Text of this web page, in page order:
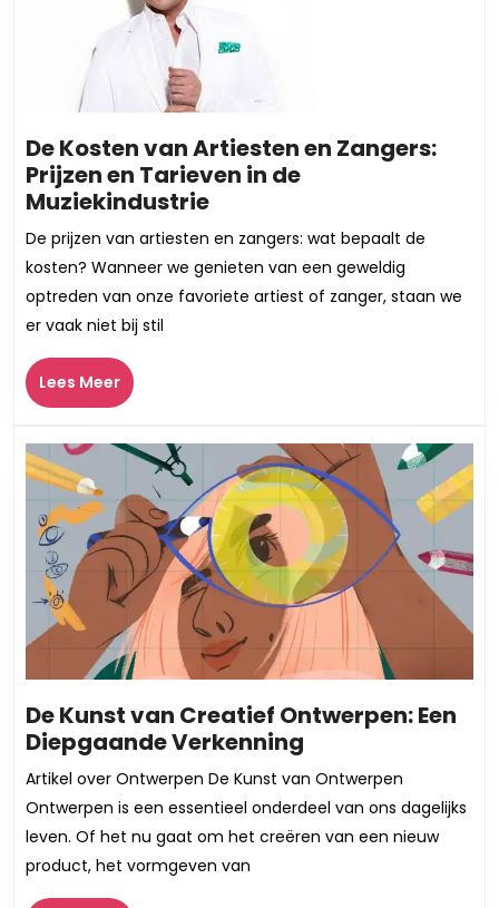
De Kosten van Artiesten en Zangers:
Prijzen en Tarieven in de
MuziekindustrieDe
Kosten
van
Artiesten
en
in
de
Muziekindustrie
De prijzen van artiesten en zangers: wat bepaalt de
kosten? Wanneer we genieten van een geweldig
optreden van onze favoriete artiest of zanger, staan we
er vaak niet bij stil
Lees MeerLees
Meer
De Kunst van Creatief Ontwerpen: Een
Diepgaande Verkenning
Kunst
van
Creatief
Ontwerpen:
Artikel over Ontwerpen De Kunst van Ontwerpen
Ontwerpen is een essentieel onderdeel van ons dagelijks
leven. Of het nu gaat om het creëren van een nieuw
product, het vormgeven van